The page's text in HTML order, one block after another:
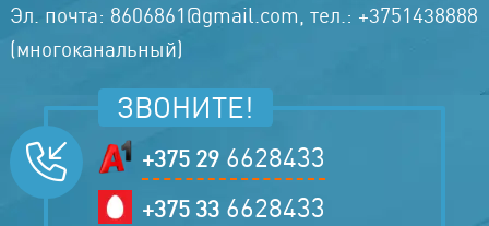
Эл. почта: 8606861@gmail.com, тел.: +3751438888
(многоканальный)
ЗВОНИТЕ!
+375 296628433
+375 336628433